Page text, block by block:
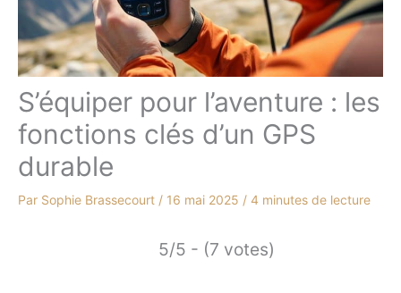
S’équiper pour l’aventure : les
fonctions clés d’un GPS
durable
Par Sophie Brassecourt / 16 mai 2025 / 4 minutes de lecture
5/5 - (7 votes)